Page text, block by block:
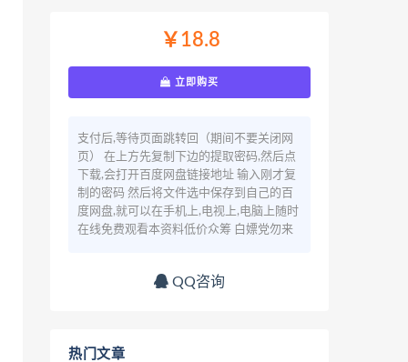
￥18.8
立即购买
支付后,等待页面跳转回（期间不要关闭网
页） 在上方先复制下边的提取密码,然后点
下载,会打开百度网盘链接地址 输入刚才复
制的密码 然后将文件选中保存到自己的百
度网盘,就可以在手机上,电视上,电脑上随时
在线免费观看本资料低价众筹 白嫖党勿来
QQ咨询
热门文章